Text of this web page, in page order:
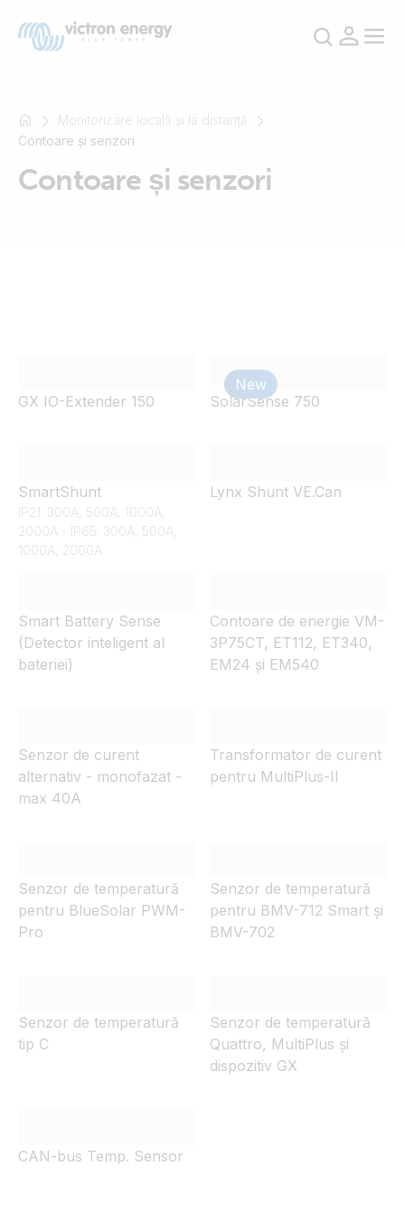
Monitorizare locală și la distanță
Contoare și senzori
Contoare și senzori
GX IO-Extender 150
New
SolarSense 750
SmartShunt
IP21: 300A, 500A, 1000A,
2000A - IP65: 300A, 500A,
1000A, 2000A
Lynx Shunt VE.Can
Smart Battery Sense
(Detector inteligent al
bateriei)
Contoare de energie VM-
3P75CT, ET112, ET340,
EM24 și EM540
Senzor de curent
alternativ - monofazat -
max 40A
Transformator de curent
pentru MultiPlus-II
Senzor de temperatură
pentru BlueSolar PWM-
Pro
Senzor de temperatură
pentru BMV-712 Smart și
BMV-702
Senzor de temperatură
tip C
Senzor de temperatură
Quattro, MultiPlus și
dispozitiv GX
CAN-bus Temp. Sensor